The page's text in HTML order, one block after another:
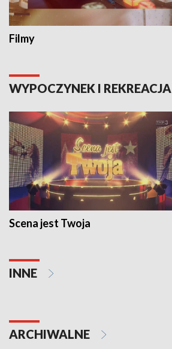
Filmy
WYPOCZYNEK I REKREACJA
Scena jest Twoja
INNE
ARCHIWALNE